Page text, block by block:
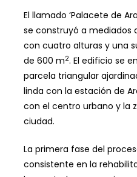
El llamado ‘Palacete de
se construyó a mediados
con cuatro alturas y una
de 600 m2. El edificio se
parcela triangular
linda con la estación de
con el centro urbano y la
ciudad.
La primera fase del
consistente en la